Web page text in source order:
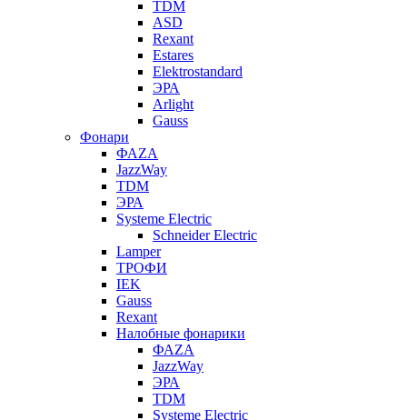
TDM
ASD
Rexant
Estares
Elektrostandard
ЭРА
Arlight
Gauss
Фонари
ФАZА
JazzWay
TDM
ЭРА
Systeme Electric
Schneider Electric
Lamper
ТРОФИ
IEK
Gauss
Rexant
Налобные фонарики
ФАZА
JazzWay
ЭРА
TDM
Systeme Electric